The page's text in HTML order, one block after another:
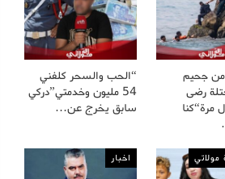
من جحيم
رضى
مرة“كنا
“الحب والسحر كلفني
54 مليون وخدمتي”دركي
سابق يخرج عن…
مولاتي اخبار